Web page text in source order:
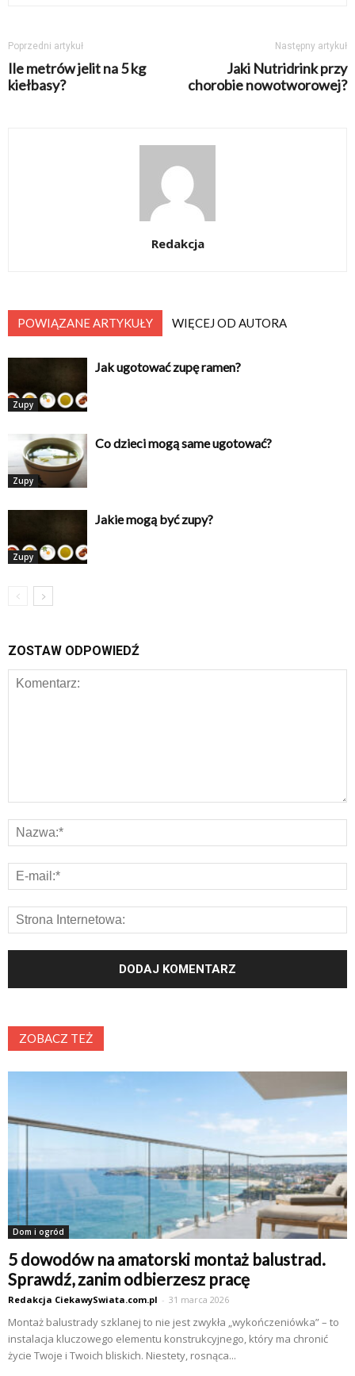
Poprzedni artykuł
Ile metrów jelit na 5 kg
kiełbasy?
Następny artykuł
Jaki Nutridrink przy
chorobie nowotworowej?
Redakcja
POWIĄZANE ARTYKUŁY WIĘCEJ OD AUTORA
Zupy
Jak ugotować zupę ramen?
Zupy
Co dzieci mogą same ugotować?
Zupy
Jakie mogą być zupy?
ZOSTAW ODPOWIEDŹ
ZOBACZ TEŻ
Dom i ogród
5 dowodów na amatorski montaż balustrad.
Sprawdź, zanim odbierzesz pracę
Redakcja CiekawySwiata.com.pl - 31 marca 2026
Montaż balustrady szklanej to nie jest zwykła „wykończeniówka” – to
instalacja kluczowego elementu konstrukcyjnego, który ma chronić
życie Twoje i Twoich bliskich. Niestety, rosnąca...